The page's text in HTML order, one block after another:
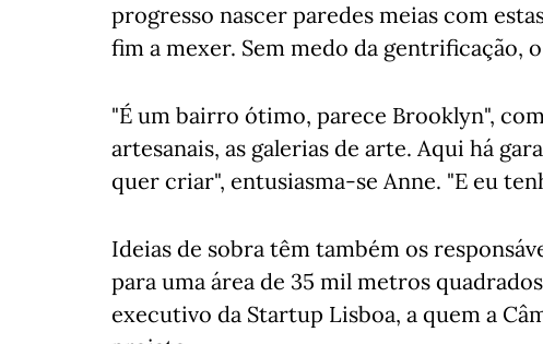
progresso nascer paredes meias com
fim a mexer. Sem medo da gentrificação,
"É um bairro ótimo, parece Brooklyn",
artesanais, as galerias de arte. Aqui há
quer criar", entusiasma-se Anne. "E eu
Ideias de sobra têm também os
para uma área de 35 mil metros
executivo da Startup Lisboa, a quem a